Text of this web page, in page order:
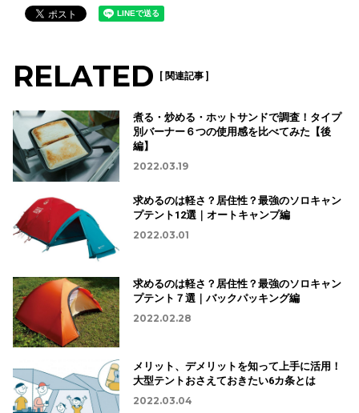
RELATED [ 関連記事 ]
煮る・炒める・ホットサンドで調査！タイプ
別バーナー６つの使用感を比べてみた【後
編】
2022.03.19
求めるのは軽さ？居住性？最強のソロキャン
プテント12選｜オートキャンプ編
2022.03.01
求めるのは軽さ？居住性？最強のソロキャン
プテント７選｜バックパッキング編
2022.02.28
メリット、デメリットを知って上手に活用！
大型テントおさえておきたい6カ条とは
2022.03.04